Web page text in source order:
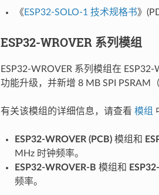
《 ESP32-SOLO-1 技术规格书》
ESP32-WROVER 系列模组
ESP32-WROVER 系列模组在
功能升级，并新增 8 MB SPI PSRAM
有关该模组的详细信息，请查看 模组
ESP32-WROVER (PCB)模组和
MHz 时钟频率。
ESP32-WROVER-B 模组和
频率。